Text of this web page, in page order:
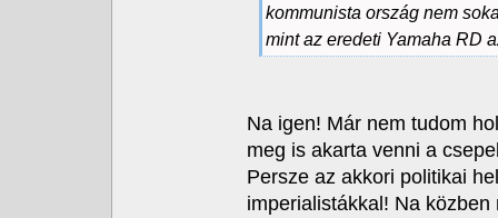
kommunista ország nem
mint az eredeti Yamaha RD
Na igen! Már nem tudom
meg is akarta venni a
Persze az akkori politikai
imperialistákkal! Na